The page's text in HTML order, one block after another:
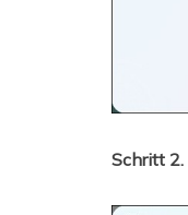
Schritt 2.